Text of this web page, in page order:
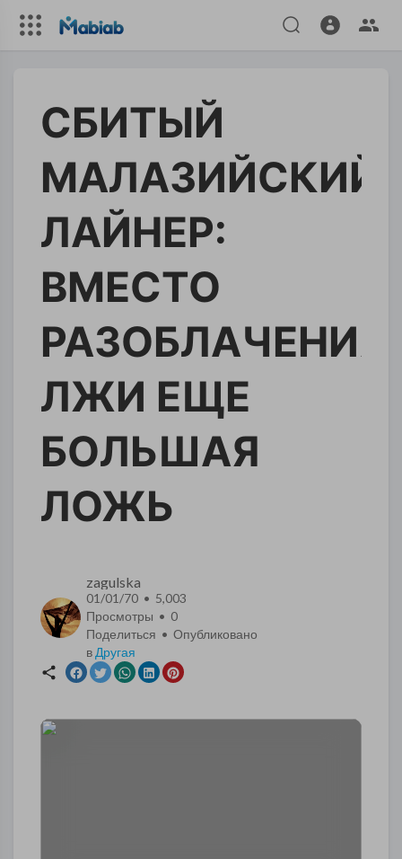
СБИТЫЙ
МАЛАЗИЙСКИЙ
ЛАЙНЕР:
ВМЕСТО
РАЗОБЛАЧЕНИЯ
ЛЖИ ЕЩЕ
БОЛЬШАЯ
ЛОЖЬ
zagulska
01/01/70 • 5,003
Просмотры • 0
Поделиться • Опубликовано
в Другая